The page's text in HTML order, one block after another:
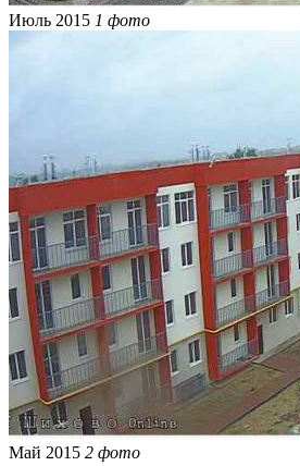
Июль 2015 1 фото
Май 2015 2 фото